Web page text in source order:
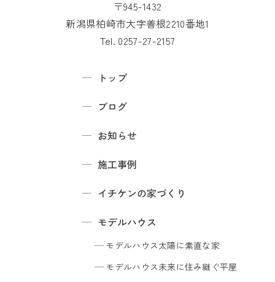
〒945-1432
新潟県柏崎市大字善根2210番地1
Tel. 0257-27-2157
トップ
ブログ
お知らせ
施工事例
イチケンの家づくり
モデルハウス
モデルハウス太陽に素直な家
モデルハウス未来に住み継ぐ平屋